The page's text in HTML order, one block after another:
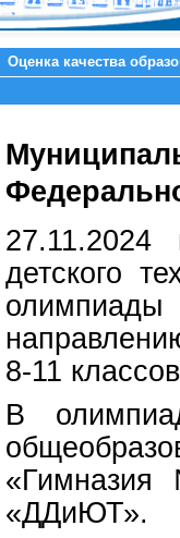
Оценка качества
детского
олимпиады
8-11
В
«ДДиЮТ».